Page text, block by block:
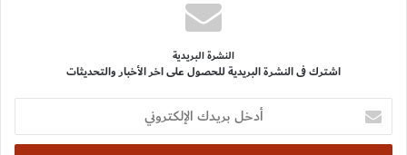
النشرة البريدية
اشترك فى النشرة البريدية للحصول على اخر الأخبار والتحديثات
أدخل
بريدك
الإلكتروني